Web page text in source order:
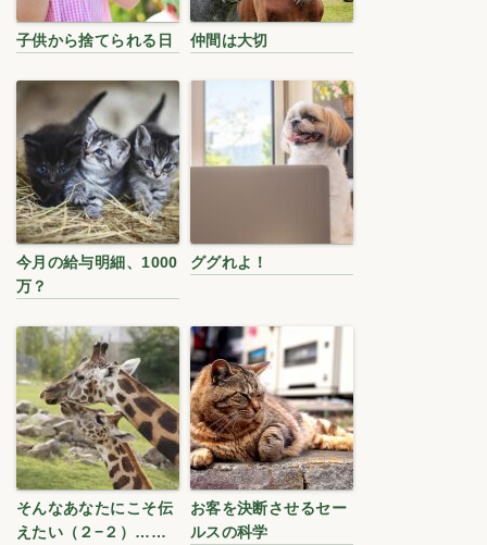
子供から捨てられる日 仲間は大切
今月の給与明細、1000
万？
ググれよ！
そんなあなたにこそ伝
えたい（２−２）……
お客を決断させるセー
ルスの科学